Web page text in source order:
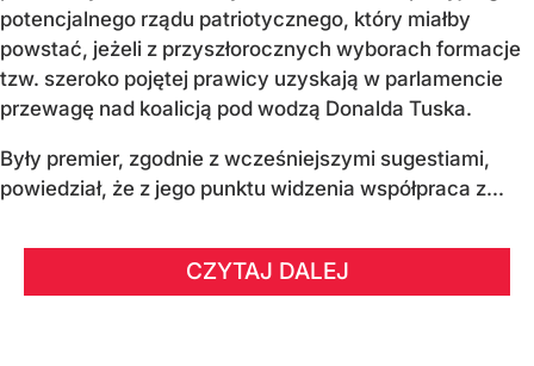
potencjalnego rządu patriotycznego, który miałby
powstać, jeżeli z przyszłorocznych wyborach formacje
tzw. szeroko pojętej prawicy uzyskają w parlamencie
przewagę nad koalicją pod wodzą Donalda Tuska.
Były premier, zgodnie z wcześniejszymi sugestiami,
powiedział, że z jego punktu widzenia współpraca z...
CZYTAJ DALEJ